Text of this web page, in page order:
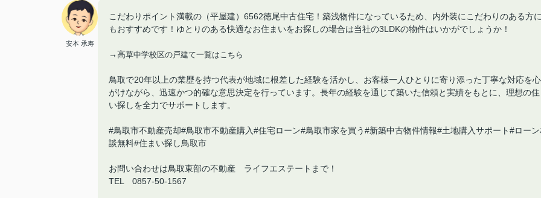
安本 承寿
こだわりポイント満載の（平屋建）6562徳尾中古住宅！築浅物件になっているため、内外装にこだわりのある方
もおすすめです！ゆとりのある快適なお住まいをお探しの場合は当社の3LDKの物件はいかがでしょうか！
→高草中学校区の戸建て一覧はこちら
鳥取で20年以上の業歴を持つ代表が地域に根差した経験を活かし、お客様一人ひとりに寄り添った丁寧な対応を心
がけながら、迅速かつ的確な意思決定を行っています。長年の経験を通じて築いた信頼と実績をもとに、理想の
い探しを全力でサポートします。
#鳥取市不動産売却#鳥取市不動産購入#住宅ローン#鳥取市家を買う#新築中古物件情報#土地購入サポート#ロー
談無料#住まい探し鳥取市
お問い合わせは鳥取東部の不動産 ライフエステートまで！
TEL 0857-50-1567